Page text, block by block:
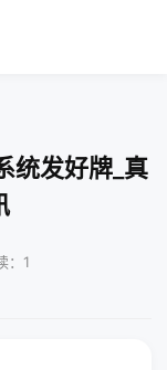
统发好牌_真
：1